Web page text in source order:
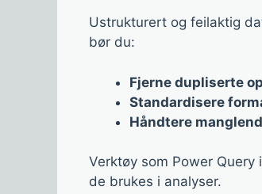
Ustrukturert og feilaktig
bør du:
Fjerne dupliserte
Standardisere
Håndtere
Verktøy som Power
de brukes i analyser.